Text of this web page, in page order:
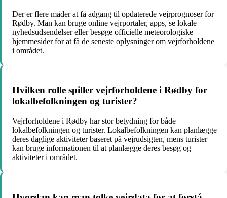
Der er flere måder at få adgang til opdaterede vejrprognoser for
Rødby. Man kan bruge online vejrportaler, apps, se lokale
nyhedsudsendelser eller besøge officielle meteorologiske
hjemmesider for at få de seneste oplysninger om vejrforholdene
i området.
Hvilken rolle spiller vejrforholdene i Rødby for
lokalbefolkningen og turister?
Vejrforholdene i Rødby har stor betydning for både
lokalbefolkningen og turister. Lokalbefolkningen kan planlægge
deres daglige aktiviteter baseret på vejrudsigten, mens turister
kan bruge informationen til at planlægge deres besøg og
aktiviteter i området.